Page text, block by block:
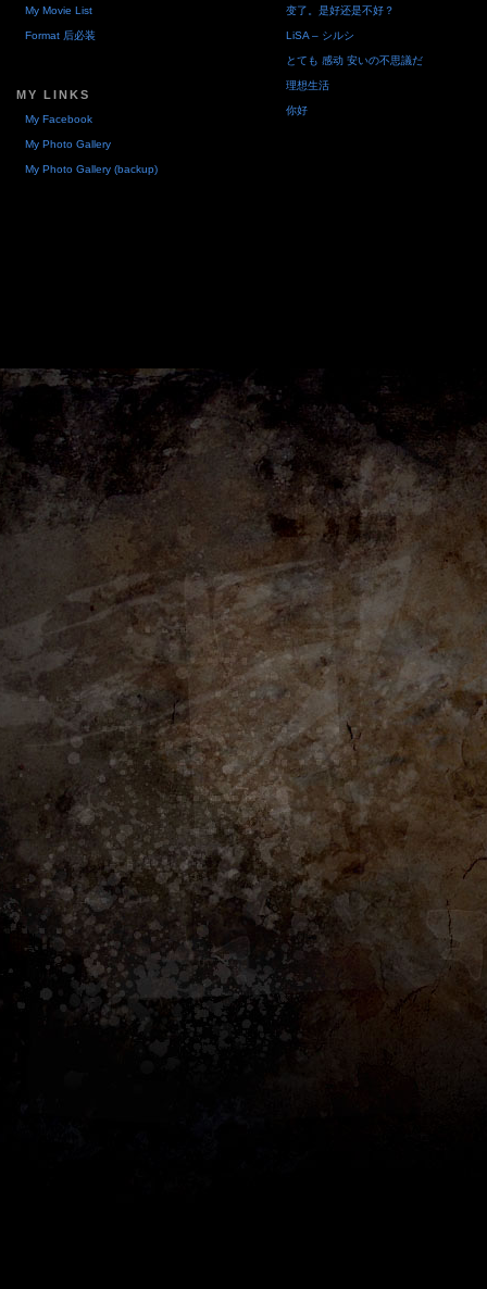
My Movie List
Format 后必装
MY LINKS
My Facebook
My Photo Gallery
My Photo Gallery (backup)
变了。是好还是不好？
LiSA – シルシ
とても 感动 安いの不思議だ
理想生活
你好